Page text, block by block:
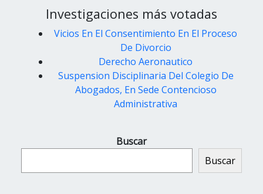
Investigaciones más votadas
Vicios En El Consentimiento En El Proceso
De Divorcio
Derecho Aeronautico
Suspension Disciplinaria Del Colegio De
Abogados, En Sede Contencioso
Administrativa
Buscar
Buscar